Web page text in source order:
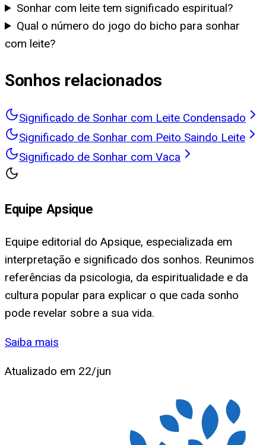
Sonhar com leite tem significado espiritual?
Qual o número do jogo do bicho para sonhar
com leite?
Sonhos relacionados
Significado de Sonhar com Leite Condensado
Significado de Sonhar com Peito Saindo Leite
Significado de Sonhar com Vaca
Equipe Apsique
Equipe editorial do Apsique, especializada em
interpretação e significado dos sonhos. Reunimos
referências da psicologia, da espiritualidade e da
cultura popular para explicar o que cada sonho
pode revelar sobre a sua vida.
Saiba mais
Atualizado em 22/jun